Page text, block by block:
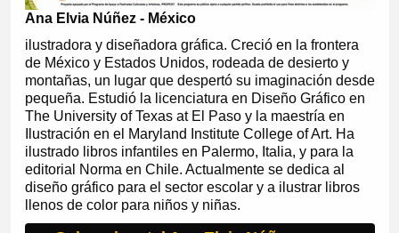
Ana Elvia Núñez - México
ilustradora y diseñadora gráfica. Creció en la frontera
de México y Estados Unidos, rodeada de desierto y
montañas, un lugar que despertó su imaginación desde
pequeña. Estudió la licenciatura en Diseño Gráfico en
The University of Texas at El Paso y la maestría en
Ilustración en el Maryland Institute College of Art. Ha
ilustrado libros infantiles en Palermo, Italia, y para la
editorial Norma en Chile. Actualmente se dedica al
diseño gráfico para el sector escolar y a ilustrar libros
llenos de color para niños y niñas.